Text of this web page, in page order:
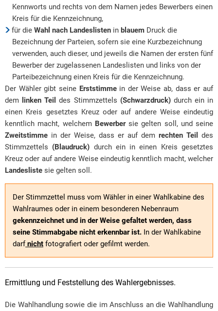
Kennworts und rechts von dem Namen jedes Bewerbers einen
Kreis für die Kennzeichnung,
für die Wahl nach Landeslisten in blauem Druck die
Bezeichnung der Parteien, sofern sie eine Kurzbezeichnung
verwenden, auch dieser, und jeweils die Namen der ersten fünf
Bewerber der zugelassenen Landeslisten und links von der
Parteibezeichnung einen Kreis für die Kennzeichnung.
Der Wähler gibt seine Erststimmein der Weise ab, dass er auf
dem
linken Teildes Stimmzettels (Schwarzdruck)durch ein in
einen Kreis gesetztes Kreuz oder auf andere Weise eindeutig
kenntlich macht, welchem Bewerbersie gelten soll, und seine
Zweitstimme in der Weise, dass er auf dem rechten Teil des
Stimmzettels (Blaudruck) durch ein in einen Kreis gesetztes
Kreuz oder auf andere Weise eindeutig kenntlich macht, welcher
Landesliste sie gelten soll.
Der Stimmzettel muss vom Wähler in einer Wahlkabine des
Wahlraumes oder in einem besonderen Nebenraum
gekennzeichnet und in der Weise gefaltet werden, dass
seine Stimmabgabe nicht erkennbar ist. In der Wahlkabine
darfnicht fotografiert oder gefilmt werden.
Ermittlung und Feststellung des Wahlergebnisses.
Die Wahlhandlung sowie die im Anschluss an die Wahlhandlung